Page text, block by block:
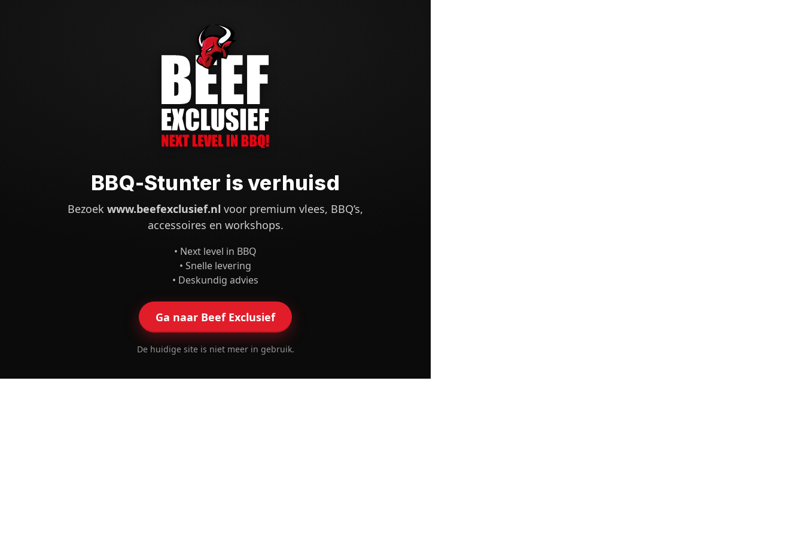
BBQ-Stunter is verhuisd
Bezoek www.beefexclusief.nl voor premium vlees, BBQ’s,
accessoires en workshops.
• Next level in BBQ
• Snelle levering
• Deskundig advies
Ga naar Beef Exclusief
De huidige site is niet meer in gebruik.